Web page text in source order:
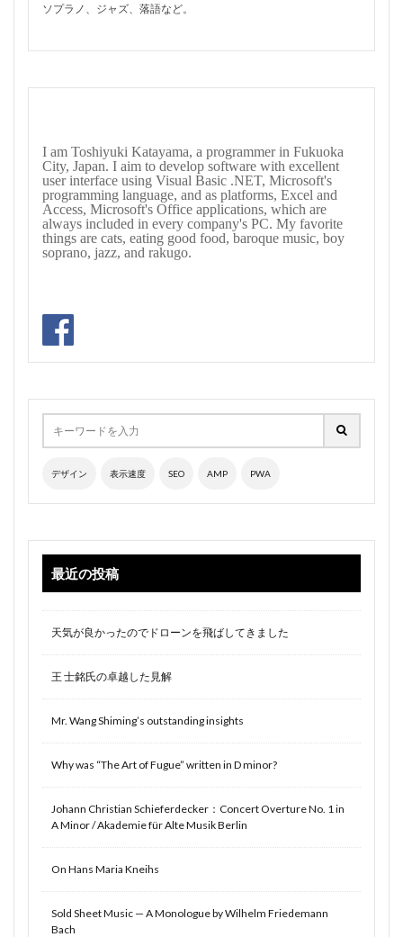
ソプラノ、ジャズ、落語など。
I am Toshiyuki Katayama, a programmer in Fukuoka
City, Japan. I aim to develop software with excellent
user interface using Visual Basic .NET, Microsoft's
programming language, and as platforms, Excel and
Access, Microsoft's Office applications, which are
always included in every company's PC. My favorite
things are cats, eating good food, baroque music, boy
soprano, jazz, and rakugo.
デザイン 表示速度 SEO AMP PWA
最近の投稿
天気が良かったのでドローンを飛ばしてきました
王 士銘氏の卓越した見解
Mr. Wang Shiming’s outstanding insights
Why was “The Art of Fugue” written in D minor?
Johann Christian Schieferdecker：Concert Overture No. 1 in
A Minor / Akademie für Alte Musik Berlin
On Hans Maria Kneihs
Sold Sheet Music — A Monologue by Wilhelm Friedemann
Bach